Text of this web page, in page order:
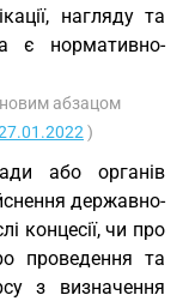
нагляду та
є нормативно-
новим абзацом
)
або органів
державно-
концесії, чи про
проведення та
з визначення